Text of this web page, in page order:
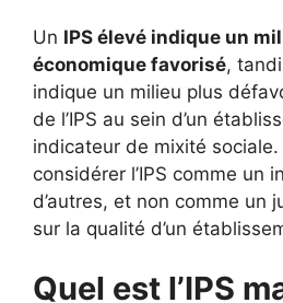
Un IPS élevé indique un
économique favorisé,
indique un milieu plus
de l’IPS au sein d’un
indicateur de mixité
considérer l’IPS comme un
d’autres, et non comme un
sur la qualité d’un
Quel est l’IPS